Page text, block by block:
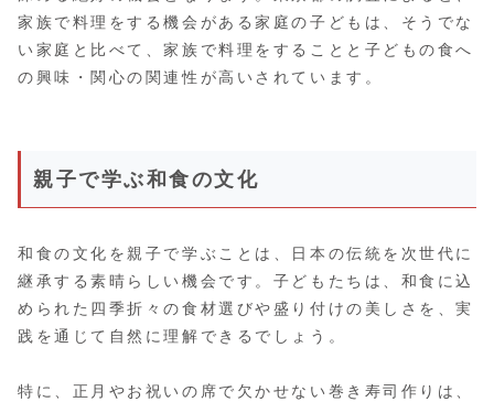
家族で料理をする機会がある家庭の子どもは、そうでな
い家庭と比べて、家族で料理をすることと子どもの食へ
の興味・関心の関連性が高いされています。
親子で学ぶ和食の文化
和食の文化を親子で学ぶことは、日本の伝統を次世代に
継承する素晴らしい機会です。子どもたちは、和食に込
められた四季折々の食材選びや盛り付けの美しさを、実
践を通じて自然に理解できるでしょう。
特に、正月やお祝いの席で欠かせない巻き寿司作りは、